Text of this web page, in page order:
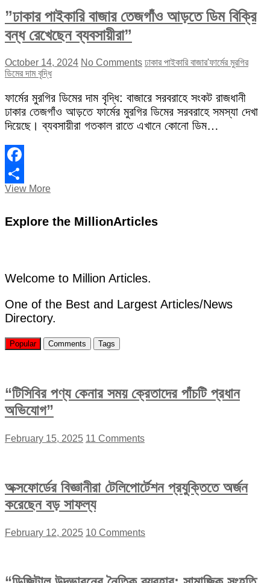
”ঢাকার পাইকারি বাজার তেজগাঁও আড়তে ডিম বিক্রি
বন্ধ রেখেছেন ব্যবসায়ীরা”
October 14, 2024 No Comments ঢাকার পাইকারি বাজার'ফার্মের মুরগির
ডিমের দাম বৃদ্ধি
ফার্মের মুরগির ডিমের দাম বৃদ্ধি: বাজারে সরবরাহে সংকট রাজধানী
ঢাকার তেজগাঁও আড়তে ফার্মের মুরগির ডিমের সরবরাহে সমস্যা দেখা
দিয়েছে। ব্যবসায়ীরা গতকাল রাতে এখানে কোনো ডিম…
Facebook
Share
View More”ঢাকার
তেজগাঁও
রেখেছেন
ব্যবসায়ীরা”
Explore the MillionArticles
Welcome to Million Articles.
One of the Best and Largest Articles/News
Directory.
Popular Comments Tags
“টিসিবির পণ্য কেনার সময় ক্রেতাদের পাঁচটি প্রধান
অভিযোগ”
February 15, 2025 11 Comments
অক্সফোর্ডের বিজ্ঞানীরা টেলিপোর্টেশন প্রযুক্তিতে অর্জন
করেছেন বড় সাফল্য
February 12, 2025 10 Comments